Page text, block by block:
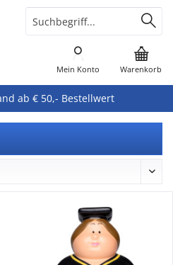
ab € 50,- Bestellwert
Warenkorb
Mein Konto